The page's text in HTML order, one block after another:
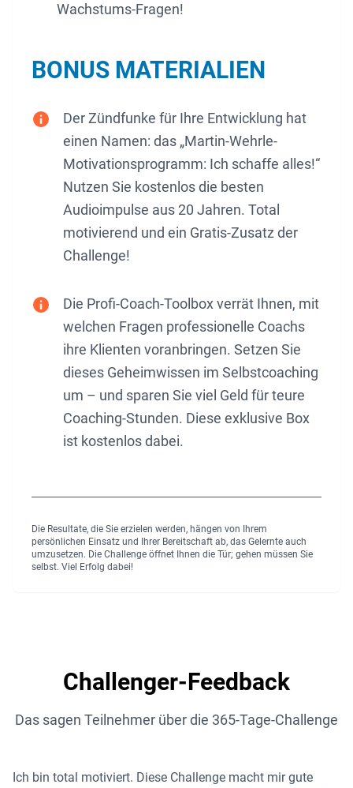
Wachstums-Fragen!
BONUS MATERIALIEN
Der Zündfunke für Ihre Entwicklung hat
einen Namen: das „Martin-Wehrle-
Motivationsprogramm: Ich schaffe alles!“
Nutzen Sie kostenlos die besten
Audioimpulse aus 20 Jahren. Total
motivierend und ein Gratis-Zusatz der
Challenge!
Die Profi-Coach-Toolbox verrät Ihnen, mit
welchen Fragen professionelle Coachs
ihre Klienten voranbringen. Setzen Sie
dieses Geheimwissen im Selbstcoaching
um – und sparen Sie viel Geld für teure
Coaching-Stunden. Diese exklusive Box
ist kostenlos dabei.
Die Resultate, die Sie erzielen werden, hängen von Ihrem
persönlichen Einsatz und Ihrer Bereitschaft ab, das Gelernte auch
umzusetzen. Die Challenge öffnet Ihnen die Tür; gehen müssen Sie
selbst. Viel Erfolg dabei!
Challenger-Feedback
Das sagen Teilnehmer über die 365-Tage-Challenge
Ich bin total motiviert. Diese Challenge macht mir gute